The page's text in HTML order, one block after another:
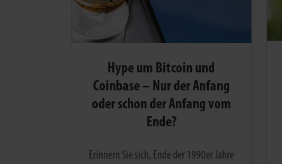
Hype um Bitcoin und
Coinbase – Nur der Anfang
oder schon der Anfang vom
Ende?
Erinnern Sie sich, Ende der 1990er Jahre